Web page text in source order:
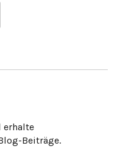
erhalte
Beiträge.